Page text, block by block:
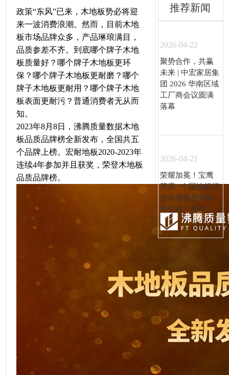
政策“东风”已来，木地板势必将迎
来一波消费浪潮。然而，目前木地
板市场品牌众多，产品琳琅满目，
品质参差不齐。到底哪个牌子木地
板质量好？哪个牌子木地板更环
保？哪个牌子木地板更耐磨？哪个
牌子木地板更耐用？哪个牌子木地
板表面更耐污？普通消费者无从而
知。
2023年8月8日，沸腾质量数据木地
板品质品牌榜全新发布，全国共五
个品牌上榜。宏耐地板2020-2023年
连续4年参加并且获奖，荣登木地板
品质品牌榜。
推荐新闻
2026-04-22
聚势合作，共赢
未来 | 中宏家居集
团 2026 华南区域
工厂商会议圆满
落幕
2026-04-21
荣耀加冕！宝鹰
荣膺 “中国地板行
业高质量发展标
杆企业” 称号